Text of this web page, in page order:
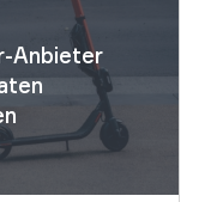
Anbieter